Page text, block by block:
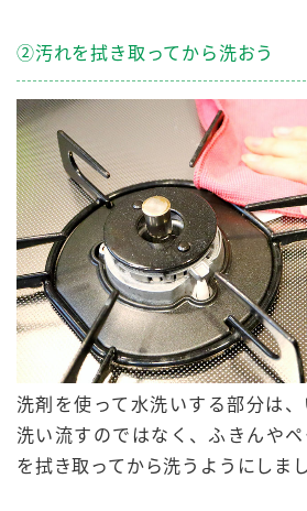
②汚れを拭き取ってから洗おう
洗剤を使って水洗いする部分は
洗い流すのではなく、 ふきんや
を拭き取ってから洗う ようにしま